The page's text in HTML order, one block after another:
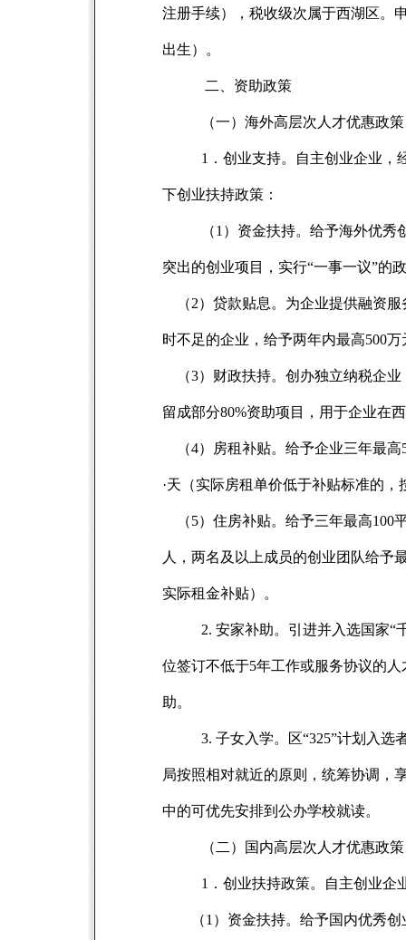
注册手续），税收级次属于西湖区。
出生）。
二、资助政策
（一）海外高层次人才优惠政策
1 ．创业支持。自主创业企业
下创业扶持政策：
（1）资金扶持。给予海外优
突出的创业项目，实行“一事一议”的
（2）贷款贴息。为企业提供融资
时不足的企业，给予两年内最高500
（3）财政扶持。创办独立纳税企
留成部分80%资助项目，用于企业在
（4）房租补贴。给予企业三年最
·天（实际房租单价低于补贴标准的
（5）住房补贴。给予三年最高
人，两名及以上成员的创业团队给予
实际租金补贴）。
2. 安家补助。引进并入选国家“
位签订不低于5年工作或服务协议的
助。
3. 子女入学。区“325”计划入选
局按照相对就近的原则，统筹协调，
中的可优先安排到公办学校就读。
（二）国内高层次人才优惠政策
1 ．创业扶持政策。自主创业
（1）资金扶持。给予国内优秀